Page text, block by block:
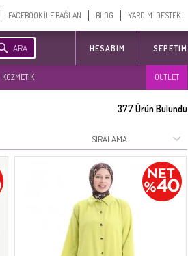
FACEBOOK İLE BAĞLAN BLOG YARDIM-DESTEK
ARA HESABIM SEPETIM
KOZMETİK OUTLET
377Ürün Bulundu